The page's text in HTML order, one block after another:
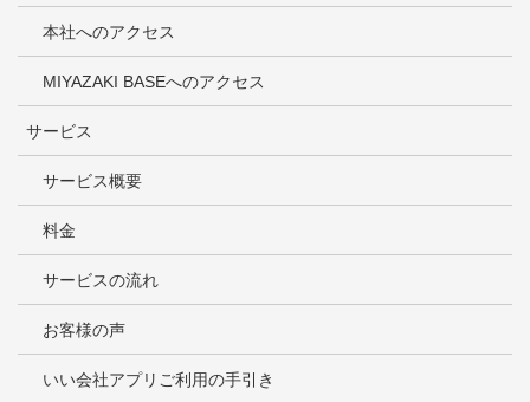
本社へのアクセス
MIYAZAKI BASEへのアクセス
サービス
サービス概要
料金
サービスの流れ
お客様の声
いい会社アプリご利用の手引き